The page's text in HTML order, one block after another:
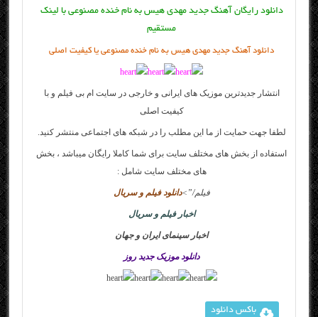
دانلود رایگان آهنگ جدید مهدی هیس به نام خنده مصنوعی با لینک
مستقیم
دانلود آهنگ جدید مهدی هیس به نام خنده مصنوعی یا کیفیت اصلی
انتشار جدیدترین موزیک های ایرانی و خارجی در سایت ام بی فیلم و با
کیفیت اصلی
لطفا جهت حمایت از ما این مطلب را در شبکه های اجتماعی منتشر کنید.
استفاده از بخش های مختلف سایت برای شما کاملا رایگان میباشد ، بخش
های مختلف سایت شامل :
فیلم/”>دانلود فیلم و سریال
اخبار فیلم و سریال
اخبار سینمای ایران و جهان
دانلود موزیک جدید روز
باکس دانلود